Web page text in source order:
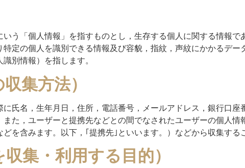
いう「個人情報」を指すものとし，生存する個人に関する情報
定の個人を識別できる情報及び容貌，指紋，声紋にかかるデ
別情報）を指します。
集方法）
氏名，生年月日，住所，電話番号，メールアドレス，銀行口
た，ユーザーと提携先などとの間でなされたユーザーの個人
を含みます。以下，｢提携先｣といいます。）などから収集する
集・利用する目的）